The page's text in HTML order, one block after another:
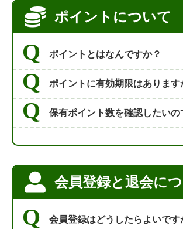
ポイントについて
ポイントとはなんですか？
ポイントに有効期限はあります
保有ポイント数を確認したいの
会員登録と退会に
会員登録はどうしたらよいです